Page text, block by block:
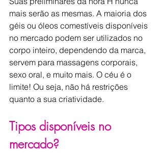
mais serão as mesmas. A maioria dos
géis ou óleos comestíveis disponíveis
no mercado podem ser utilizados no
corpo inteiro, dependendo da marca,
servem para massagens corporais,
sexo oral, e muito mais. O céu é o
limite! Ou seja, não há restrições
quanto a sua criatividade.
Tipos disponíveis no
mercado?